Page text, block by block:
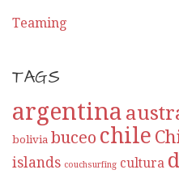
Teaming
TAGS
argentina
bolivia buceo chile
islands couchsurfing cultura